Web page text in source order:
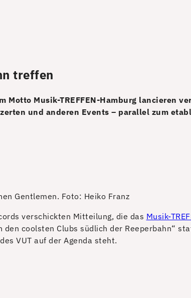
treffen
Musik-TREFFEN-Hamburg lancieren
und anderen Events – parallel zum
Gentlemen. Foto: Heiko Franz
verschickten Mitteilung, die das Musik-
coolsten Clubs südlich der Reeperbahn“
VUT auf der Agenda steht.